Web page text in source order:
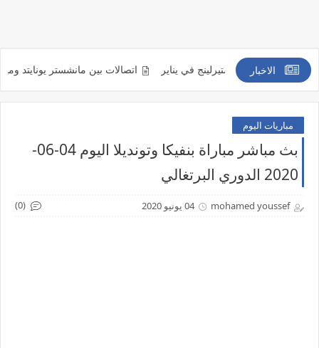
الاخبار
مع رحيم ستيرلينج في يناير اتصالات بين مانشستر يونايتد ومينديز
مباريات اليوم
بث مباشر مباراة بنفيكا وتونديلا اليوم 04-06-
2020 الدوري البرتغالي
mohamed youssef 04 يونيو 2020 (0)